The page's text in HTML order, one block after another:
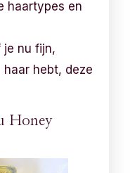
haartypes en
je nu fijn,
hebt, deze
Honey